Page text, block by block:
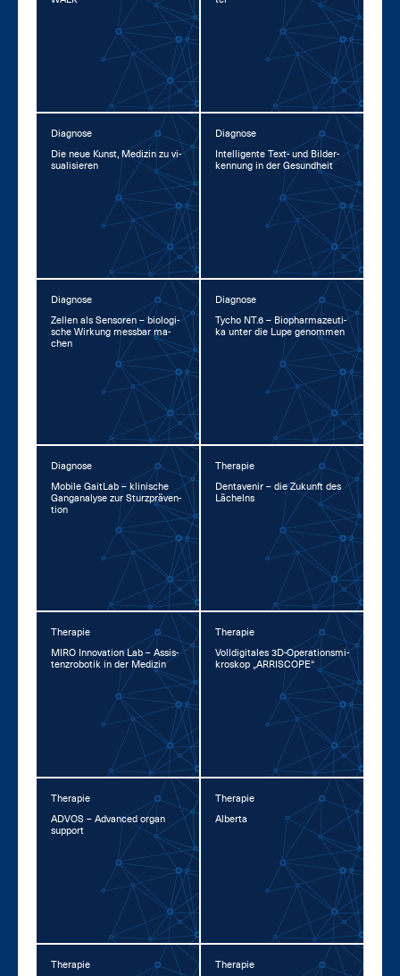
Diagnose
Die neue Kunst, Me­di­zin zu vi­
sua­li­sie­ren
Diagnose
In­tel­li­gen­te Text- und Bil­der­
ken­nung in der Ge­sund­heit
Diagnose
Zel­len als Sen­so­ren – bio­lo­gi­
sche Wir­kung mess­bar ma­
chen
Diagnose
Ty­cho NT.6 – Bio­phar­ma­zeu­ti­
ka un­ter die Lu­pe ge­nom­men
Diagnose
Mo­bi­le GaitLab – kli­ni­sche
Gan­gana­ly­se zur Sturz­prä­ven­
ti­on
Therapie
Den­ta­ve­nir – die Zu­kunft des
Lä­chelns
Therapie
MI­RO In­no­va­ti­on Lab – As­sis­
tenz­ro­bo­tik in der Me­di­zin
Therapie
Voll­di­gi­ta­les 3D-Ope­ra­ti­ons­mi­
kro­skop „AR­RI­SCOPE“
Therapie
AD­VOS – Ad­van­ced or­gan
sup­port
Therapie
Al­ber­ta
Therapie
Therapie